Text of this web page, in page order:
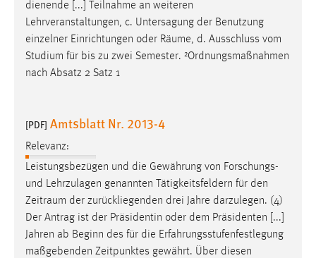
dienende [...] Teilnahme an weiteren
Lehrveranstaltungen, c. Untersagung der Benutzung
einzelner Einrichtungen oder Räume, d. Ausschluss vom
Studium für bis zu zwei Semester. ²Ordnungsmaßnahmen
nach Absatz 2 Satz 1
[PDF] Amtsblatt Nr. 2013-4
Relevanz:
Leistungsbezügen und die Gewährung von Forschungs-
und Lehrzulagen genannten Tätigkeitsfeldern für den
Zeitraum der zurückliegenden drei Jahre darzulegen. (4)
Der Antrag ist der Präsidentin oder dem Präsidenten [...]
Jahren ab Beginn des für die Erfahrungsstufenfestlegung
maßgebenden Zeitpunktes gewährt. Über diesen